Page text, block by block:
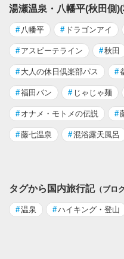
湯瀬温泉・八幡平(秋田側
# 八幡平 # ドラゴンアイ
# アスピーテライン #秋田
# 大人の休日倶楽部パス #
#福田パン # じゃじゃ麺
# オナメ・モトメの伝説 #
#藤七温泉 #混浴露天風呂
タグから国内旅行記（ブログ
#温泉 #ハイキング・登山